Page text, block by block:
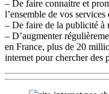
– De faire connaitre et
l’ensemble de vos services
– De faire de la publicité à
– D’augmenter
en France, plus de 20
internet pour chercher des